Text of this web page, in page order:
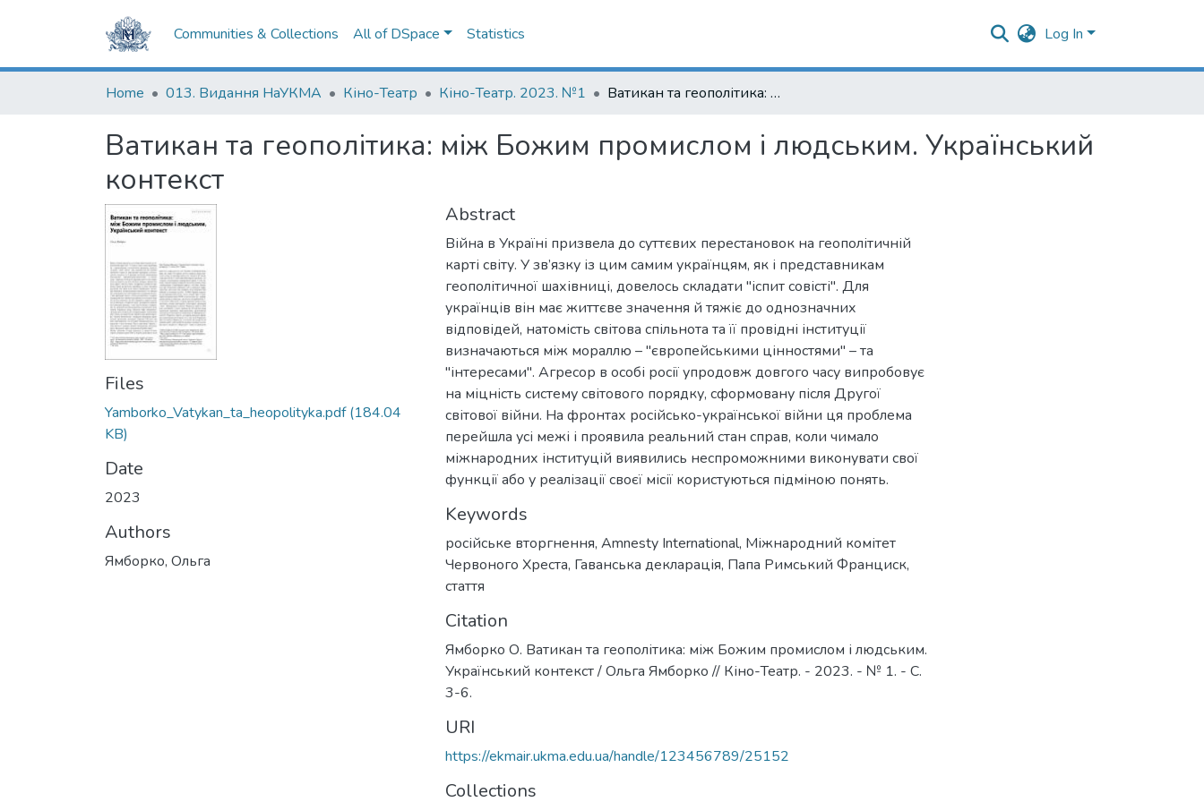
Communities & Collections All of DSpace Statistics Log In
Home 013. Видання НаУКМА Кіно-Театр Кіно-Театр. 2023. №1 Ватикан та геополітика: між Божим промислом і людським. Український контекст
Ватикан та геополітика: між Божим промислом і людським. Український
контекст
Files
Yamborko_Vatykan_ta_heopolityka.pdf(184.04
KB)
Date
2023
Authors
Ямборко, Ольга
Abstract
Війна в Україні призвела до суттєвих перестановок на геополітичній
карті світу. У зв’язку із цим самим українцям, як і представникам
геополітичної шахівниці, довелось складати "іспит совісті". Для
українців він має життєве значення й тяжіє до однозначних
відповідей, натомість світова спільнота та її провідні інституції
визначаються між мораллю – "європейськими цінностями" – та
"інтересами". Агресор в особі росії упродовж довгого часу випробовує
на міцність систему світового порядку, сформовану після Другої
світової війни. На фронтах російсько-української війни ця проблема
перейшла усі межі і проявила реальний стан справ, коли чимало
міжнародних інституцій виявились неспроможними виконувати свої
функції або у реалізації своєї місії користуються підміною понять.
Keywords
російське вторгнення, Аmnesty International, Міжнародний комітет
Червоного Хреста, Гаванська декларація, Папа Римський Франциск,
стаття
Citation
Ямборко О. Ватикан та геополітика: між Божим промислом і людським.
Український контекст / Ольга Ямборко // Кіно-Театр. - 2023. - № 1. - C.
3-6.
URI
https://ekmair.ukma.edu.ua/handle/123456789/25152
Collections